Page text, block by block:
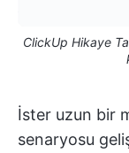
ClickUp Hikaye
İster uzun bir
senaryosu